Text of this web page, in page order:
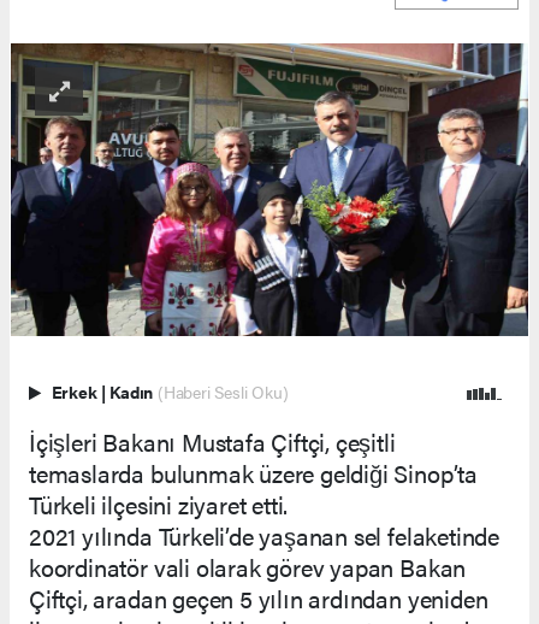
Erkek | Kadın (Haberi Sesli Oku)
İçişleri Bakanı Mustafa Çiftçi, çeşitli
temaslarda bulunmak üzere geldiği Sinop’ta
Türkeli ilçesini ziyaret etti.
2021 yılında Türkeli’de yaşanan sel felaketinde
koordinatör vali olarak görev yapan Bakan
Çiftçi, aradan geçen 5 yılın ardından yeniden